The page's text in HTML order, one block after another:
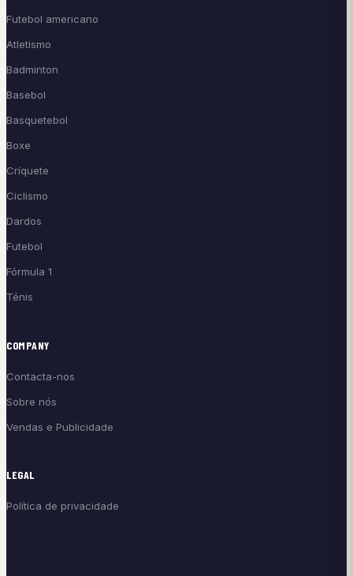
Futebol americano
Atletismo
Badminton
Basebol
Basquetebol
Boxe
Críquete
Ciclismo
Dardos
Futebol
Fórmula 1
Ténis
COMPANY
Contacta-nos
Sobre nós
Vendas e Publicidade
LEGAL
Política de privacidade